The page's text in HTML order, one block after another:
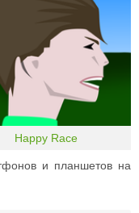
Happy Race
и планшетов на